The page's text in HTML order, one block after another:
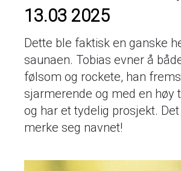
13.03 2025
Dette ble faktisk en ganske
saunaen. Tobias evner å
følsom og rockete, han
sjarmerende og med en høy
og har et tydelig prosjekt.
merke seg navnet!